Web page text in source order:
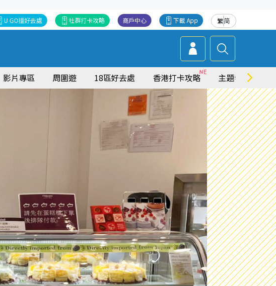
繁简
下載 App
商戶中心
社群打卡攻略
U GO搵好去處
影片專區 周圍遊 18區好去處 香港打卡攻略 主題特集